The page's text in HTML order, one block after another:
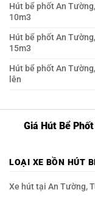
Hút bể phốt An
10m3
Hút bể phốt An
15m3
Hút bể phốt An
lên
Giá Hút Bể
LOẠI XE BỒN HÚT
Xe hút tại An Tường,